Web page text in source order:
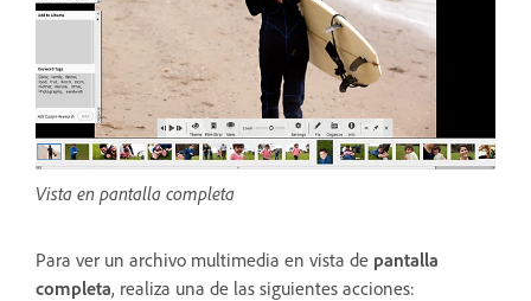
Vista en pantalla completa
Para ver un archivo multimedia en vista de pantalla
completa, realiza una de las siguientes acciones: